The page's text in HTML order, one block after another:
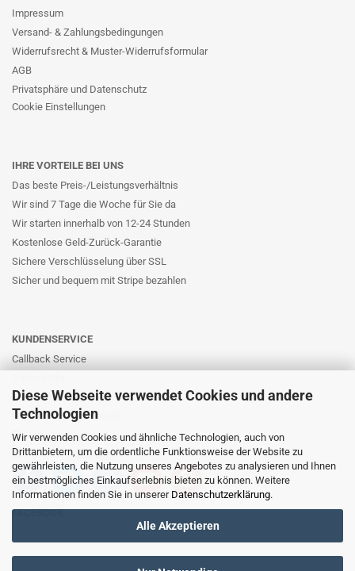
Diese Webseite verwendet Cookies und andere
Technologien
Wir verwenden Cookies und ähnliche Technologien, auch von
Drittanbietern, um die ordentliche Funktionsweise der Website zu
gewährleisten, die Nutzung unseres Angebotes zu analysieren und Ihnen
ein bestmögliches Einkaufserlebnis bieten zu können. Weitere
Informationen finden Sie in unserer Datenschutzerklärung.
Alle Akzeptieren
Impressum
Versand- & Zahlungsbedingungen
Widerrufsrecht & Muster-Widerrufsformular
AGB
Privatsphäre und Datenschutz
Cookie Einstellungen
IHRE VORTEILE BEI UNS
Das beste Preis-/Leistungsverhältnis
Wir sind 7 Tage die Woche für Sie da
Wir starten innerhalb von 12-24 Stunden
Kostenlose Geld-Zurück-Garantie
Sichere Verschlüsselung über SSL
Sicher und bequem mit Stripe bezahlen
KUNDENSERVICE
Callback Service
Kontaktformular
E-Mail: info@likernow.de
Skype Live Support
Ihre Meinung und Ideen
FACEBOOK